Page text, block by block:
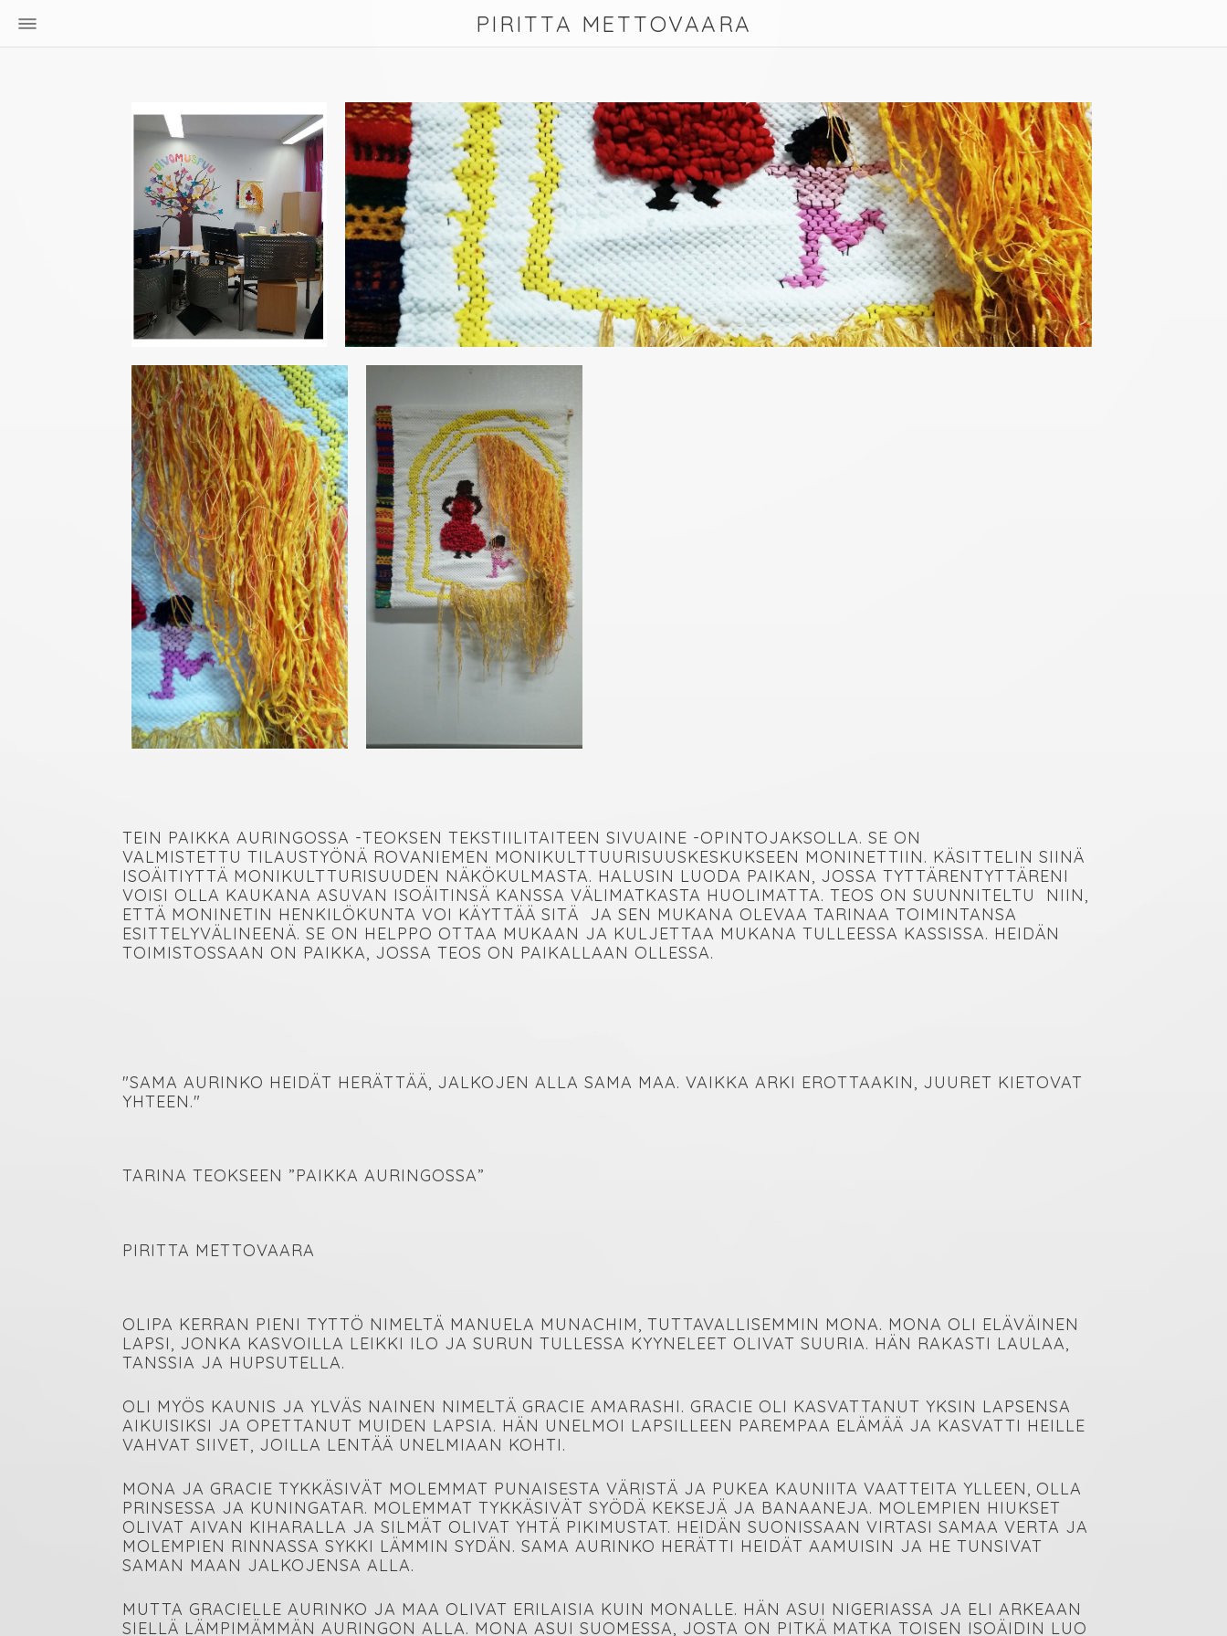
PIRITTA METTOVAARA
TEIN PAIKKA AURINGOSSA -TEOKSEN TEKSTIILITAITEEN SIVUAINE -OPINTOJAKSOLLA. SE ON
VALMISTETTU TILAUSTYÖNÄ ROVANIEMEN MONIKULTTUURISUUSKESKUKSEEN MONINETTIIN. KÄSITTELIN SIINÄ
ISOÄITIYTTÄ MONIKULTTURISUUDEN NÄKÖKULMASTA. HALUSIN LUODA PAIKAN, JOSSA TYTTÄRENTYTTÄRENI
VOISI OLLA KAUKANA ASUVAN ISOÄITINSÄ KANSSA VÄLIMATKASTA HUOLIMATTA. TEOS ON SUUNNITELTU NIIN,
ETTÄ MONINETIN HENKILÖKUNTA VOI KÄYTTÄÄ SITÄ JA SEN MUKANA OLEVAA TARINAA TOIMINTANSA
ESITTELYVÄLINEENÄ. SE ON HELPPO OTTAA MUKAAN JA KULJETTAA MUKANA TULLEESSA KASSISSA. HEIDÄN
TOIMISTOSSAAN ON PAIKKA, JOSSA TEOS ON PAIKALLAAN OLLESSA.
"SAMA AURINKO HEIDÄT HERÄTTÄÄ, JALKOJEN ALLA SAMA MAA. VAIKKA ARKI EROTTAAKIN, JUURET KIETOVAT
YHTEEN."
TARINA TEOKSEEN ”PAIKKA AURINGOSSA”
PIRITTA METTOVAARA
OLIPA KERRAN PIENI TYTTÖ NIMELTÄ MANUELA MUNACHIM, TUTTAVALLISEMMIN MONA. MONA OLI ELÄVÄINEN
LAPSI, JONKA KASVOILLA LEIKKI ILO JA SURUN TULLESSA KYYNELEET OLIVAT SUURIA. HÄN RAKASTI LAULAA,
TANSSIA JA HUPSUTELLA.
OLI MYÖS KAUNIS JA YLVÄS NAINEN NIMELTÄ GRACIE AMARASHI. GRACIE OLI KASVATTANUT YKSIN LAPSENSA
AIKUISIKSI JA OPETTANUT MUIDEN LAPSIA. HÄN UNELMOI LAPSILLEEN PAREMPAA ELÄMÄÄ JA KASVATTI HEILLE
VAHVAT SIIVET, JOILLA LENTÄÄ UNELMIAAN KOHTI.
MONA JA GRACIE TYKKÄSIVÄT MOLEMMAT PUNAISESTA VÄRISTÄ JA PUKEA KAUNIITA VAATTEITA YLLEEN, OLLA
PRINSESSA JA KUNINGATAR. MOLEMMAT TYKKÄSIVÄT SYÖDÄ KEKSEJÄ JA BANAANEJA. MOLEMPIEN HIUKSET
OLIVAT AIVAN KIHARALLA JA SILMÄT OLIVAT YHTÄ PIKIMUSTAT. HEIDÄN SUONISSAAN VIRTASI SAMAA VERTA JA
MOLEMPIEN RINNASSA SYKKI LÄMMIN SYDÄN. SAMA AURINKO HERÄTTI HEIDÄT AAMUISIN JA HE TUNSIVAT
SAMAN MAAN JALKOJENSA ALLA.
MUTTA GRACIELLE AURINKO JA MAA OLIVAT ERILAISIA KUIN MONALLE. HÄN ASUI NIGERIASSA JA ELI ARKEAAN
SIELLÄ LÄMPIMÄMMÄN AURINGON ALLA. MONA ASUI SUOMESSA, JOSTA ON PITKÄ MATKA TOISEN ISOÄIDIN LUO